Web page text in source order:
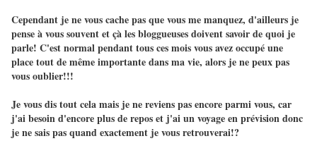
Cependant je ne vous cache pas que vous me manquez, d'ailleurs je
pense à vous souvent et çà les bloggueuses doivent savoir de quoi je
parle! C'est normal pendant tous ces mois vous avez occupé une
place tout de même importante dans ma vie, alors je ne peux pas
vous oublier!!!
Je vous dis tout cela mais je ne reviens pas encore parmi vous, car
j'ai besoin d'encore plus de repos et j'ai un voyage en prévision donc
je ne sais pas quand exactement je vous retrouverai!?